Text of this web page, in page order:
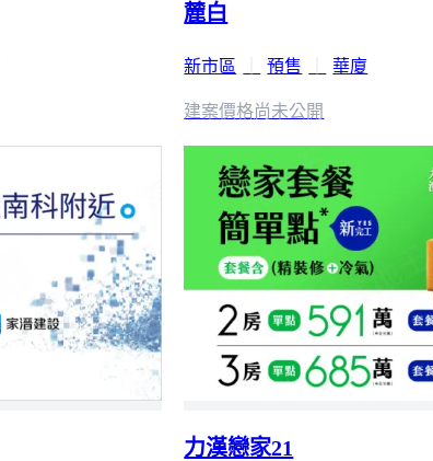
麓白
新市區 預售 華廈
建案價格尚未公開
力漢戀家21